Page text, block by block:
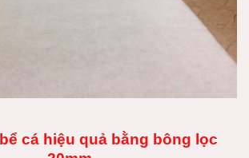
cá hiệu quả bằng bông lọc